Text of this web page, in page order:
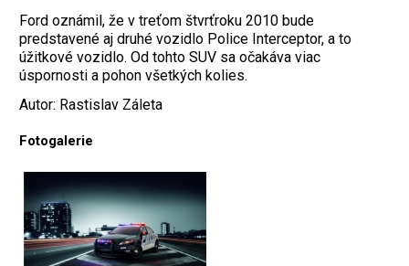
Ford oznámil, že v treťom štvrťroku 2010 bude
predstavené aj druhé vozidlo Police Interceptor, a to
úžitkové vozidlo. Od tohto SUV sa očakáva viac
úspornosti a pohon všetkých kolies.
Autor: Rastislav Záleta
Fotogalerie